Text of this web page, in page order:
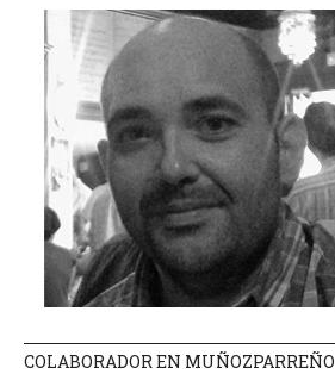
COLABORADOR EN MUÑOZPARREÑO